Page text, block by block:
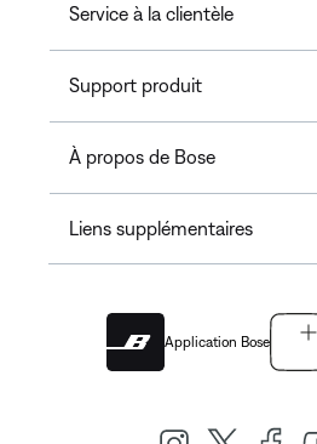
Service à la clientèle
Support produit
À propos de Bose
Liens supplémentaires
Application Bose